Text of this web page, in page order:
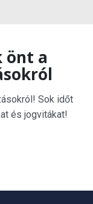
önt a
Sok időt
és jogvitákat!